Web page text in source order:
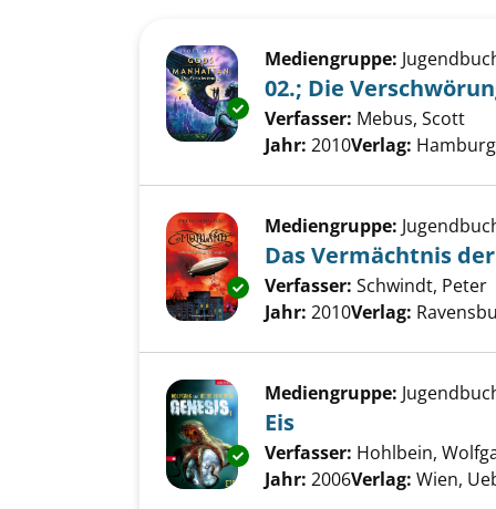
Exemplar-Details von 02.; Die
Mediengruppe:
02.; Die
Verfasser: Mebus, Scott
Jahr: 2010Verlag:
Exemplar-Details von Das
Mediengruppe:
Das Vermächtnis
Verfasser: Schwindt, Peter
Jahr: 2010Verlag:
Exemplar-Details von Eis
Mediengruppe:
Eis
Verfasser: Hohlbein,
Jahr: 2006Verlag: Wien,